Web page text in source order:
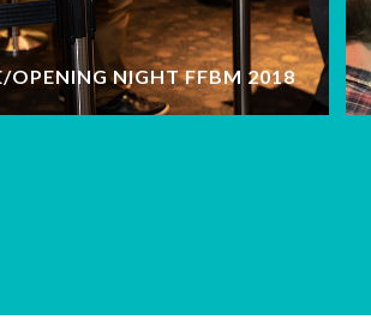
OPENING NIGHT FFBM 2018